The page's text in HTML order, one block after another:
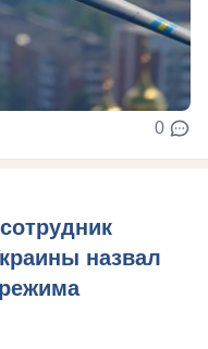
0
назвал